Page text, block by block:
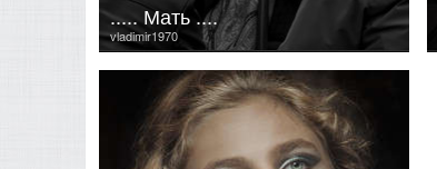
vladimir1970
..... Мать ....